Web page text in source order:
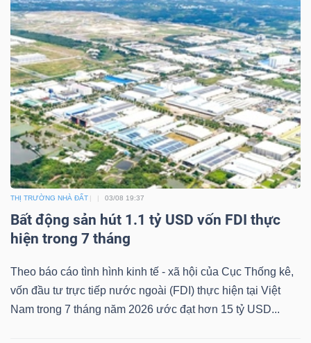
THỊ TRƯỜNG NHÀ ĐẤT 03/08 19:37
Bất động sản hút 1.1 tỷ USD vốn FDI thực
hiện trong 7 tháng
Theo báo cáo tình hình kinh tế - xã hội của Cục Thống kê,
vốn đầu tư trực tiếp nước ngoài (FDI) thực hiện tại Việt
Nam trong 7 tháng năm 2026 ước đạt hơn 15 tỷ USD...